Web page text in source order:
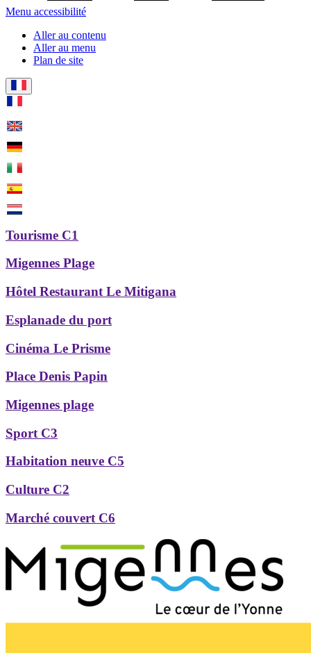
Menu accessibilité
Aller au contenu
Aller au menu
Plan de site
Tourisme C1
Migennes Plage
Hôtel Restaurant Le Mitigana
Esplanade du port
Cinéma Le Prisme
Place Denis Papin
Migennes plage
Sport C3
Habitation neuve C5
Culture C2
Marché couvert C6
Précédent
Suivant